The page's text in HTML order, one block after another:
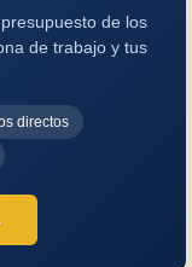
de los
de trabajo y tus
directos